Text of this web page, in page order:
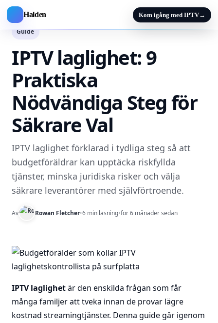
Halden Kom igång med IPTV→
Guide
IPTV laglighet: 9
Praktiska
Nödvändiga Steg för
Säkrare Val
IPTV laglighet förklarad i tydliga steg så att
budgetföräldrar kan upptäcka riskfyllda
tjänster, minska juridiska risker och välja
säkrare leverantörer med självförtroende.
Av Rowan Fletcher•6 min läsning•för 6 månader sedan
IPTV laglighetär den enskilda frågan som får
många familjer att tveka innan de provar lägre
kostnad streamingtjänster. Denna guide går igenom